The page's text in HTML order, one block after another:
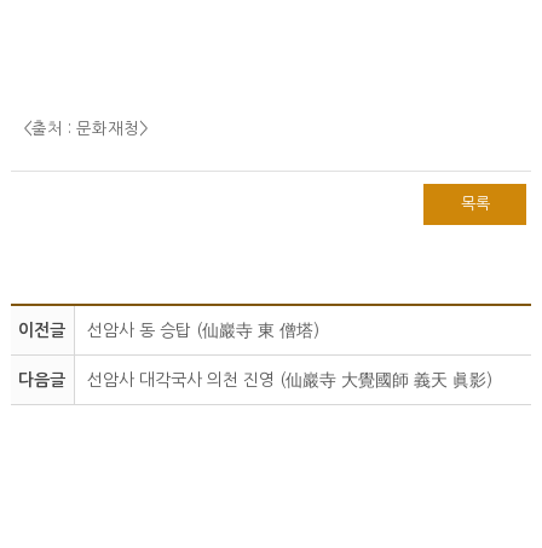
<출처 : 문화재청 >
목록
이전글 선암사 동 승탑 (仙巖寺 東 僧塔)
다음글 선암사 대각국사 의천 진영 (仙巖寺 大覺國師 義天 眞影)